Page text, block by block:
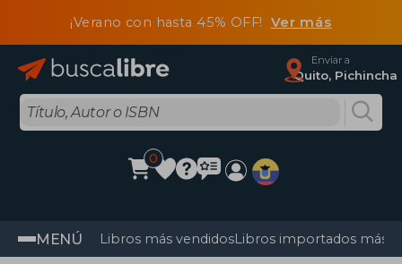
¡Verano con hasta 45% OFF! Ver más
Enviar a
Quito, Pichincha
0
MENÚ Libros más vendidosLibros importados más